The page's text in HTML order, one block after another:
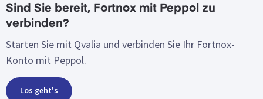
Sind Sie bereit, Fortnox mit Peppol zu
verbinden?
Starten Sie mit Qvalia und verbinden Sie Ihr Fortnox-
Konto mit Peppol.
Los geht's